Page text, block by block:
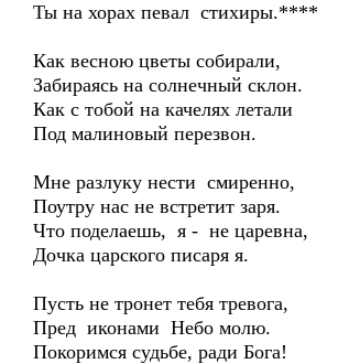
Ты на хорах певал стихиры.****
Как весною цветы собирали,
Забираясь на солнечный склон.
Как с тобой на качелях летали
Под малиновый перезвон.
Мне разлуку нести смиренно,
Поутру нас не встретит заря.
Что поделаешь, я - не царевна,
Дочка царского писаря я.
Пусть не тронет тебя тревога,
Пред иконами Небо молю.
Покоримся судьбе, ради Бога!